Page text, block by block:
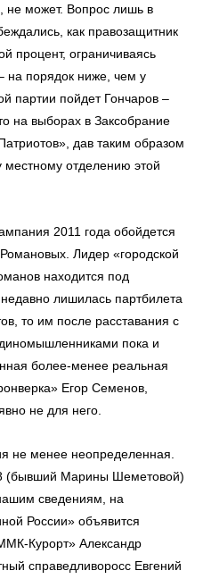
не может. Вопрос лишь в
как правозащитник
процент, ограничиваясь
на порядок ниже, чем у
партии пойдет Гончаров –
на выборах в Заксобрание
дав таким образом
отделению этой
2011 года обойдется
Лидер «городской
находится под
лишилась партбилета
то им после расставания с
пока и
более-менее реальная
Егор Семенов,
не для него.
не менее неопределенная.
(бывший Марины Шеметовой)
сведениям, на
России» объявится
Курорт» Александр
справедливоросс Евгений